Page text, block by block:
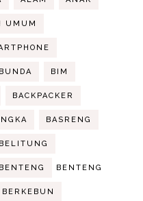
UMUM
BIM
BACKPACKER
BASRENG
BELITUNG
BENTENG BENTENG
BERKEBUN